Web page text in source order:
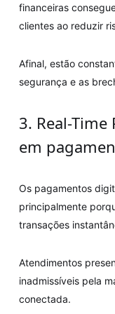
financeiras
clientes ao reduzir
Afinal, estão
segurança e as
3. Real-
em
Os pagamentos
principalmente
transações
Atendimentos
inadmissíveis pela
conectada.